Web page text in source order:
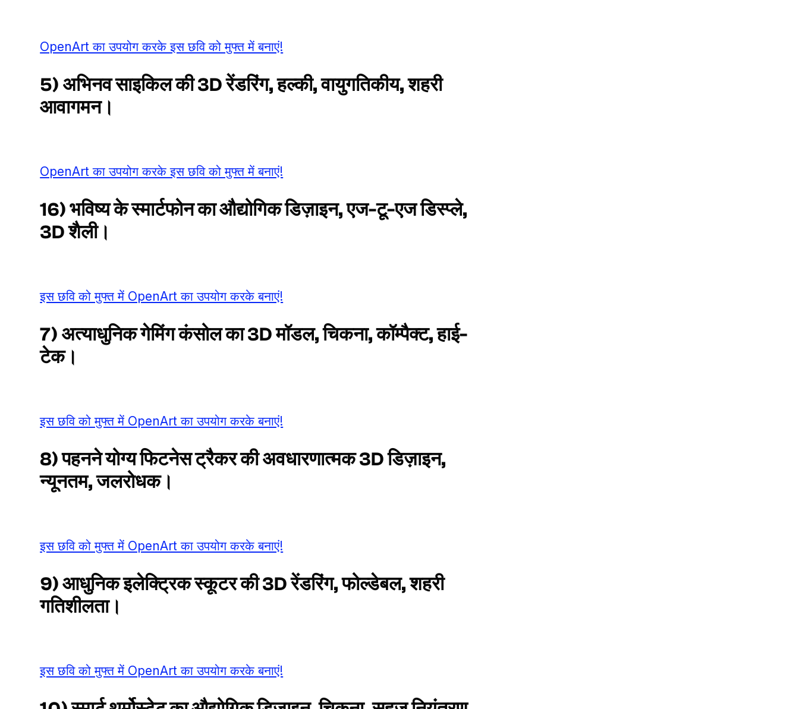
OpenArt का उपयोग करके इस छवि को मुफ्त में बनाएं!
5) अभिनव साइकिल की 3D रेंडरिंग, हल्की, वायुगतिकीय, शहरी
आवागमन।
OpenArt का उपयोग करके इस छवि को मुफ्त में बनाएं!
16) भविष्य के स्मार्टफोन का औद्योगिक डिज़ाइन, एज-टू-एज डिस्प्ले,
3D शैली।
इस छवि को मुफ्त में OpenArt का उपयोग करके बनाएं!
7) अत्याधुनिक गेमिंग कंसोल का 3D मॉडल, चिकना, कॉम्पैक्ट, हाई-
टेक।
इस छवि को मुफ्त में OpenArt का उपयोग करके बनाएं!
8) पहनने योग्य फिटनेस ट्रैकर की अवधारणात्मक 3D डिज़ाइन,
न्यूनतम, जलरोधक।
इस छवि को मुफ्त में OpenArt का उपयोग करके बनाएं!
9) आधुनिक इलेक्ट्रिक स्कूटर की 3D रेंडरिंग, फोल्डेबल, शहरी
गतिशीलता।
इस छवि को मुफ्त में OpenArt का उपयोग करके बनाएं!